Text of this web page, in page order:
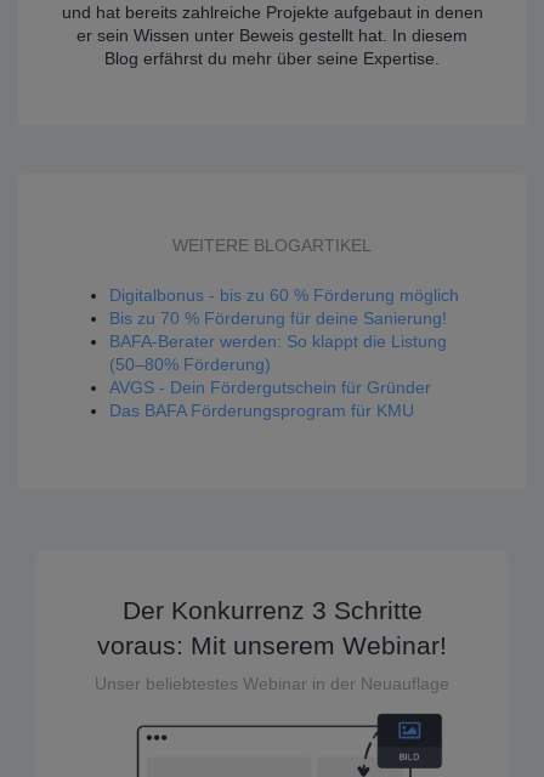
und hat bereits zahlreiche Projekte aufgebaut in denen
er sein Wissen unter Beweis gestellt hat. In diesem
Blog erfährst du mehr über seine Expertise.
WEITERE BLOGARTIKEL
Digitalbonus - bis zu 60 % Förderung möglich
Bis zu 70 % Förderung für deine Sanierung!
BAFA-Berater werden: So klappt die Listung
(50–80% Förderung)
AVGS - Dein Fördergutschein für Gründer
Das BAFA Förderungsprogram für KMU
Der Konkurrenz 3 Schritte
voraus: Mit unserem Webinar!
Unser beliebtestes Webinar in der Neuauflage